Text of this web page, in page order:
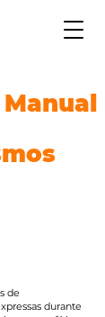
Manual
de
durante